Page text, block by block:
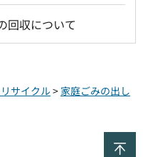
回収について
サイクル> 家庭ごみの出し